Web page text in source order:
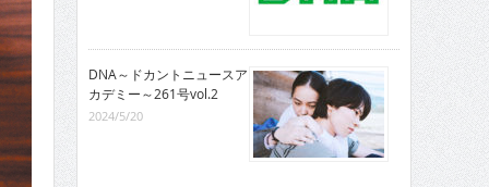
DNA～ドカントニュースア
カデミー～261号vol.2
2024/5/20